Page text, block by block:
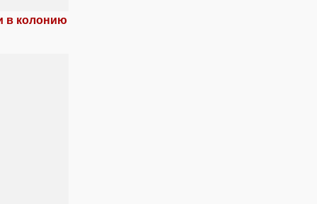
в колонию